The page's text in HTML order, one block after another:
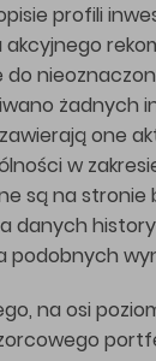
profili
żadnych
one
w
na stronie
na osi